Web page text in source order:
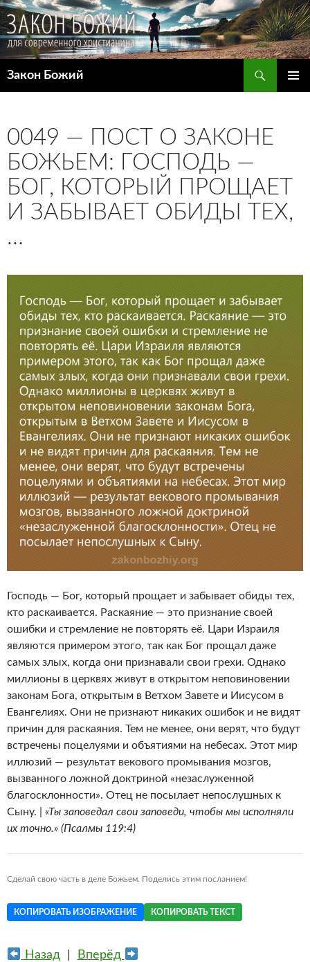
Закон Божий
0049 — ПОСТ О ЗАКОНЕ
БОЖЬЕМ: ГОСПОДЬ —
БОГ, КОТОРЫЙ ПРОЩАЕТ
И ЗАБЫВАЕТ ОБИДЫ ТЕХ,
…
Господь — Бог, который прощает и забывает обиды тех,
кто раскаивается. Раскаяние — это признание своей
ошибки и стремление не повторять её. Цари Израиля
являются примером этого, так как Бог прощал даже
самых злых, когда они признавали свои грехи. Однако
миллионы в церквях живут в открытом неповиновении
законам Бога, открытым в Ветхом Завете и Иисусом в
Евангелиях. Они не признают никаких ошибок и не видят
причин для раскаяния. Тем не менее, они верят, что будут
встречены поцелуями и объятиями на небесах. Этот мир
иллюзий — результат векового промывания мозгов,
вызванного ложной доктриной «незаслуженной
благосклонности». Отец не посылает непослушных к
Сыну. | «Ты заповедал свои заповеди, чтобы мы исполняли
их точно.» (Псалмы 119:4)
Сделай свою часть в деле Божьем. Поделись этим посланием!
КОПИРОВАТЬ ИЗОБРАЖЕНИЕ КОПИРОВАТЬ ТЕКСТ
Назад| Вперёд